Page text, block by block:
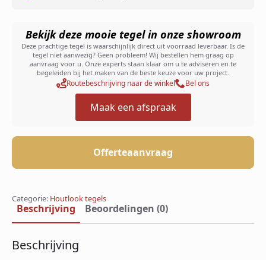
Bekijk deze mooie tegel in onze showroom
Deze prachtige tegel is waarschijnlijk direct uit voorraad leverbaar. Is de
tegel niet aanwezig? Geen probleem! Wij bestellen hem graag op
aanvraag voor u. Onze experts staan klaar om u te adviseren en te
begeleiden bij het maken van de beste keuze voor uw project.
Routebeschrijving naar de winkel Bel ons
Maak een afspraak
Offerteaanvraag
Categorie: Houtlook tegels
Beschrijving Beoordelingen (0)
Beschrijving